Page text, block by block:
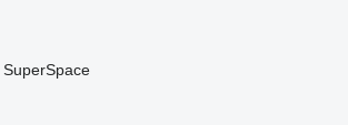
SuperSpace